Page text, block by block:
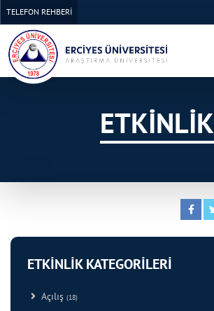
TELEFON REHBERİ
ETKİNLİK
ETKİNLİK KATEGORİLERİ
Açılış (18)